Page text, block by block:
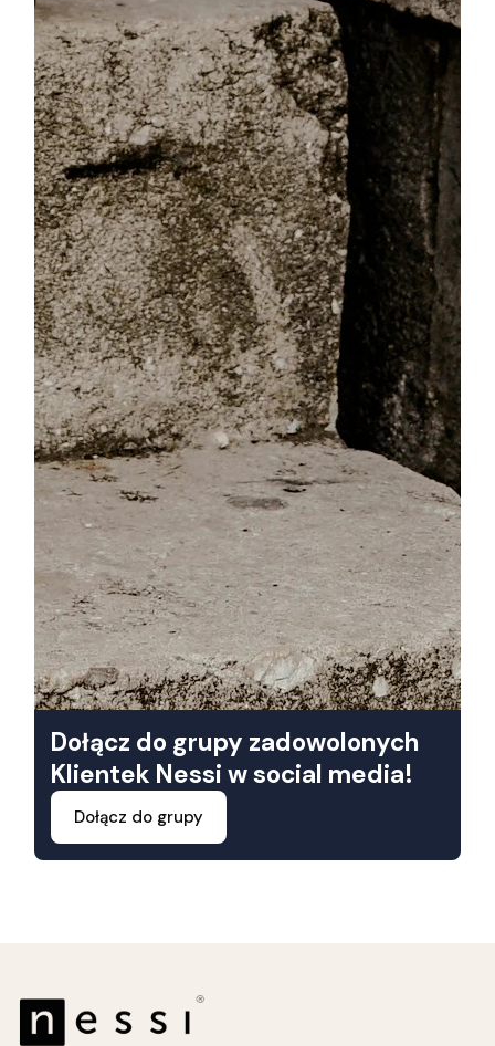
Dołącz do grupy zadowolonych
Klientek Nessi w social media!
Dołącz do grupy